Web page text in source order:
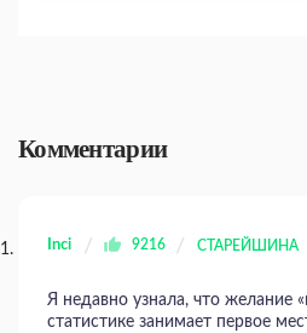
Комментарии
Inci 9216 СТАРЕЙШИНА
Я недавно узнала, что желание
статистике занимает первое